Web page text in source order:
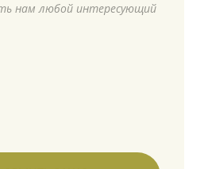
нам любой интересующий